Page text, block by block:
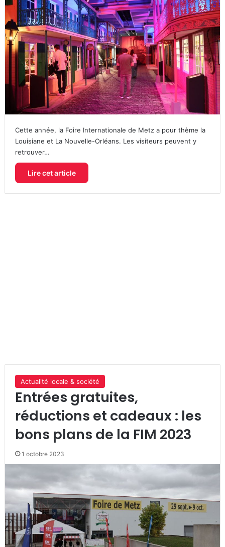
Cette année, la Foire Internationale de Metz a pour thème la
Louisiane et La Nouvelle-Orléans. Les visiteurs peuvent y
retrouver…
Lire cet article
Actualité locale & société
Entrées gratuites,
réductions et cadeaux : les
bons plans de la FIM 2023
1 octobre 2023